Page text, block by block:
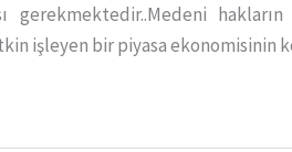
gerekmektedir..Medeni
işleyen bir piyasa